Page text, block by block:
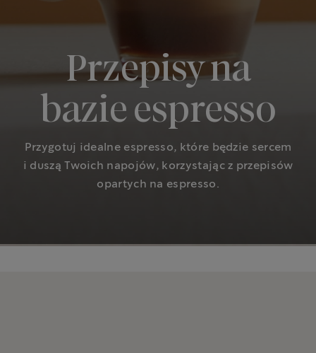
Przepisy na
bazie espresso
Przygotuj idealne espresso, które będzie sercem
i duszą Twoich napojów, korzystając z przepisów
opartych na espresso.